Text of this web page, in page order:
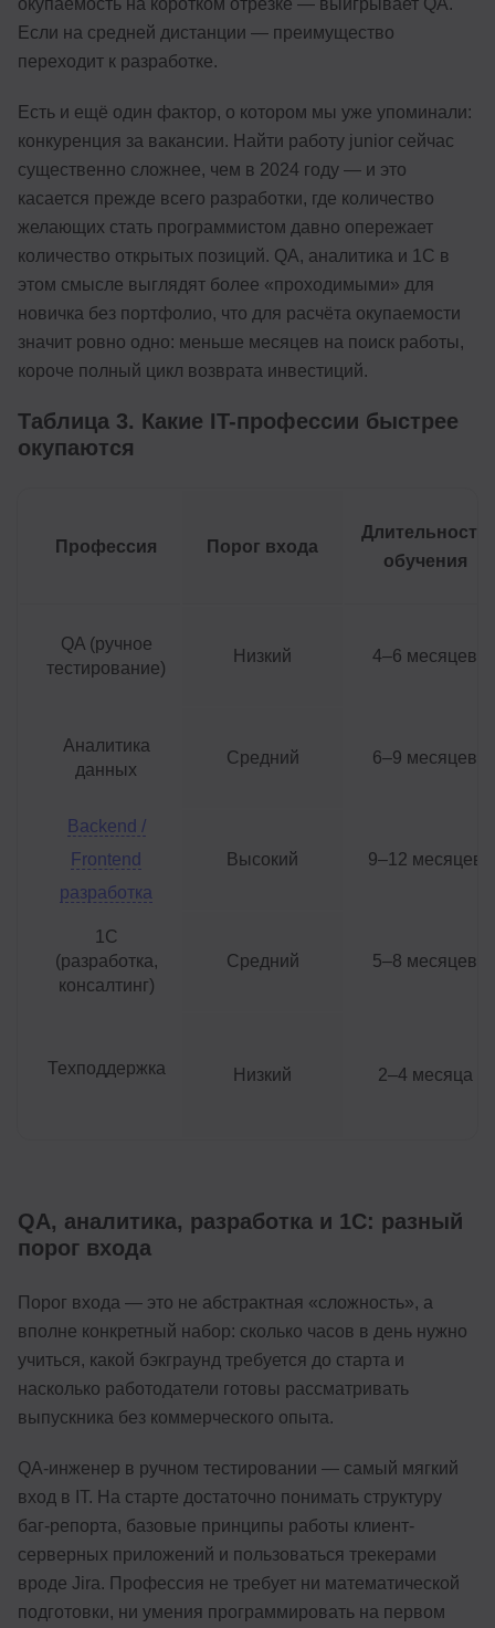
окупаемость на коротком отрезке — выигрывает QA.
Если на средней дистанции — преимущество
переходит к разработке.
Есть и ещё один фактор, о котором мы уже упоминали:
конкуренция за вакансии. Найти работу junior сейчас
существенно сложнее, чем в 2024 году — и это
касается прежде всего разработки, где количество
желающих стать программистом давно опережает
количество открытых позиций. QA, аналитика и 1С в
этом смысле выглядят более «проходимыми» для
новичка без портфолио, что для расчёта окупаемости
значит ровно одно: меньше месяцев на поиск работы,
короче полный цикл возврата инвестиций.
Таблица 3. Какие IT-профессии быстрее
окупаются
Профессия Порог входа
Длительность
обучения
QA (ручное
тестирование)
Низкий 4–6 месяцев
Аналитика
данных
Средний 6–9 месяцев
Backend /
Frontend
разработка
Высокий 9–12 месяцев
1С
(разработка,
консалтинг)
Средний 5–8 месяцев
Техподдержка Низкий 2–4 месяца
QA, аналитика, разработка и 1С: разный
порог входа
Порог входа — это не абстрактная «сложность», а
вполне конкретный набор: сколько часов в день нужно
учиться, какой бэкграунд требуется до старта и
насколько работодатели готовы рассматривать
выпускника без коммерческого опыта.
QA-инженер в ручном тестировании — самый мягкий
вход в IT. На старте достаточно понимать структуру
баг-репорта, базовые принципы работы клиент-
серверных приложений и пользоваться трекерами
вроде Jira. Профессия не требует ни математической
подготовки, ни умения программировать на первом